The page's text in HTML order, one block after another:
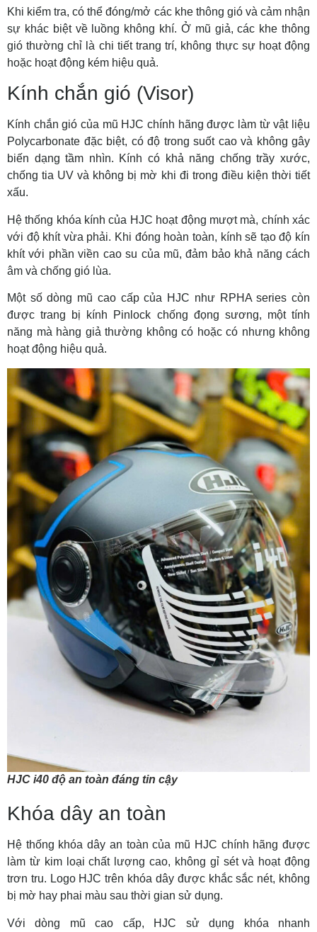
Khi kiểm tra, có thể đóng/mở các khe thông gió và cảm nhận
sự khác biệt về luồng không khí. Ở mũ giả, các khe thông
gió thường chỉ là chi tiết trang trí, không thực sự hoạt động
hoặc hoạt động kém hiệu quả.
Kính chắn gió (Visor)
Kính chắn gió của mũ HJC chính hãng được làm từ vật liệu
Polycarbonate đặc biệt, có độ trong suốt cao và không gây
biến dạng tầm nhìn. Kính có khả năng chống trầy xước,
chống tia UV và không bị mờ khi đi trong điều kiện thời tiết
xấu.
Hệ thống khóa kính của HJC hoạt động mượt mà, chính xác
với độ khít vừa phải. Khi đóng hoàn toàn, kính sẽ tạo độ kín
khít với phần viền cao su của mũ, đảm bảo khả năng cách
âm và chống gió lùa.
Một số dòng mũ cao cấp của HJC như RPHA series còn
được trang bị kính Pinlock chống đọng sương, một tính
năng mà hàng giả thường không có hoặc có nhưng không
hoạt động hiệu quả.
HJC i40 độ an toàn đáng tin cậy
Khóa dây an toàn
Hệ thống khóa dây an toàn của mũ HJC chính hãng được
làm từ kim loại chất lượng cao, không gỉ sét và hoạt động
trơn tru. Logo HJC trên khóa dây được khắc sắc nét, không
bị mờ hay phai màu sau thời gian sử dụng.
Với dòng mũ cao cấp, HJC sử dụng khóa nhanh